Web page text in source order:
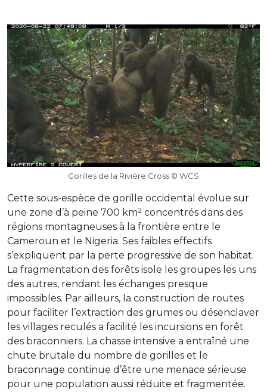
Gorilles de la Rivière Cross © WCS
Cette sous-espèce de gorille occidental évolue sur
une zone d’à peine 700 km² concentrés dans des
régions montagneuses à la frontière entre le
Cameroun et le Nigeria. Ses faibles effectifs
s’expliquent par la perte progressive de son habitat.
La fragmentation des forêts isole les groupes les uns
des autres, rendant les échanges presque
impossibles. Par ailleurs, la construction de routes
pour faciliter l’extraction des grumes ou désenclaver
les villages reculés a facilité les incursions en forêt
des braconniers. La chasse intensive a entraîné une
chute brutale du nombre de gorilles et le
braconnage continue d’être une menace sérieuse
pour une population aussi réduite et fragmentée.